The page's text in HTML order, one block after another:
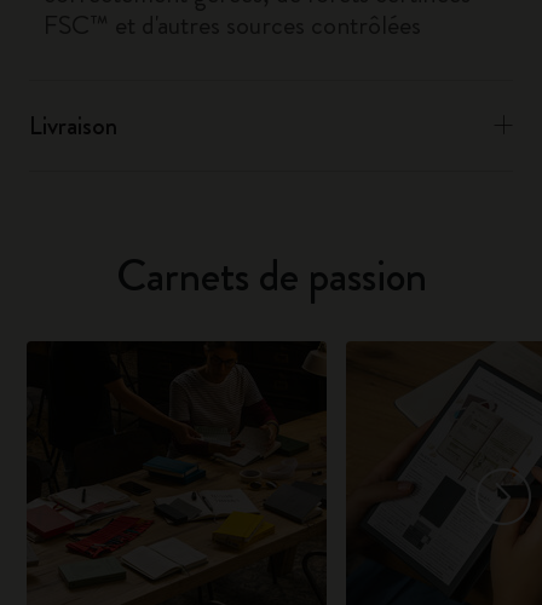
Livraison
Carnets de passion